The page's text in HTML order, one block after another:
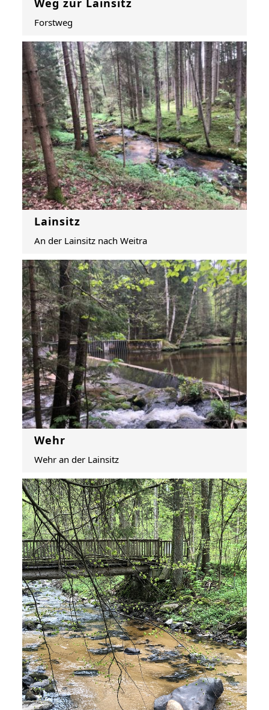
Forstweg
Lainsitz
An der Lainsitz nach Weitra
Wehr
Wehr an der Lainsitz